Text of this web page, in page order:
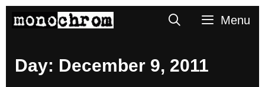
SearchMenu
Day: December 9, 2011